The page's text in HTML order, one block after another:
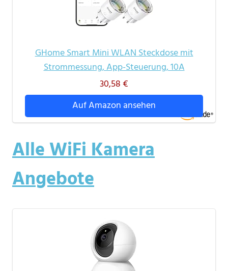
GHome Smart Mini WLAN Steckdose mit
Strommessung, App-Steuerung, 10A
30,58 €
Auf Amazon ansehen
Alle WiFi Kamera
Angebote